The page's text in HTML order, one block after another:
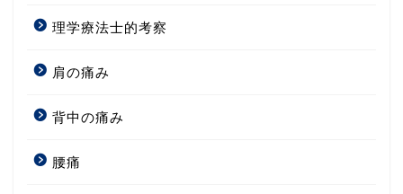
理学療法士的考察
肩の痛み
背中の痛み
腰痛